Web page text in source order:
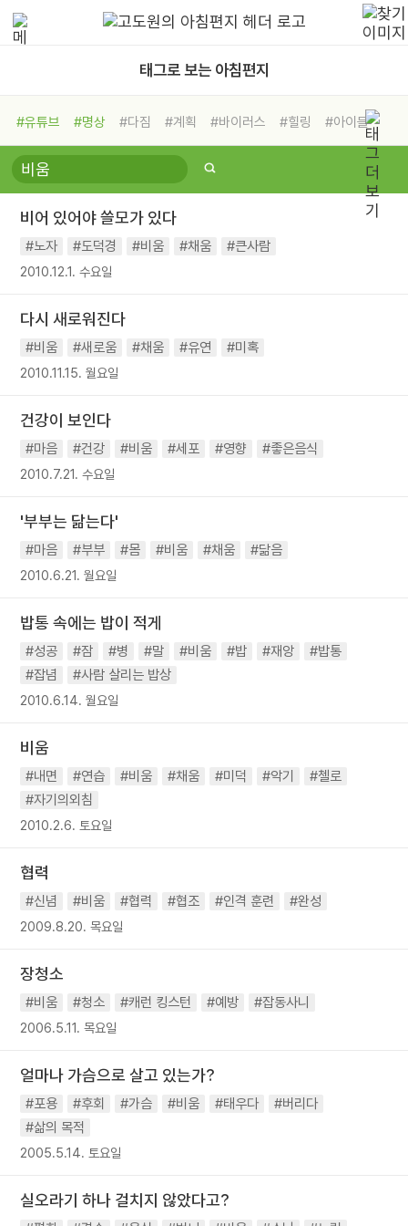
태그로 보는 아침편지
#유튜브 #명상 #다짐 #계획 #바이러스 #힐링
#아이들
#비전캠프
#독서캠프 #삶
#희망
#나눔 #친구 #링컨학교
#독서
#건강 #면역력
비어 있어야 쓸모가 있다
#노자 #도덕경 #비움 #채움 #큰사람
2010.12.1. 수요일
다시 새로워진다
#비움 #새로움 #채움 #유연 #미혹
2010.11.15. 월요일
건강이 보인다
#마음 #건강 #비움 #세포 #영향 #좋은음식
2010.7.21. 수요일
'부부는 닮는다'
#마음 #부부 #몸 #비움 #채움 #닮음
2010.6.21. 월요일
밥통 속에는 밥이 적게
#성공 #잠 #병 #말 #비움 #밥 #재앙
#밥통
#잡념
#사람 살리는 밥상
2010.6.14. 월요일
비움
#내면 #연습 #비움 #채움 #미덕 #악기
#첼로
#자기의외침
2010.2.6. 토요일
협력
#신념 #비움 #협력 #협조 #인격 훈련 #완성
2009.8.20. 목요일
장청소
#비움 #청소 #캐런 킹스턴 #예방 #잡동사니
2006.5.11. 목요일
얼마나 가슴으로 살고 있는가?
#포용 #후회 #가슴 #비움 #태우다
#버리다
#삶의 목적
2005.5.14. 토요일
실오라기 하나 걸치지 않았다고?